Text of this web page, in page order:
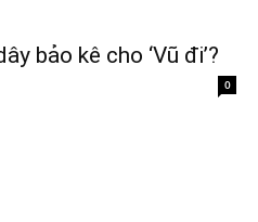
bảo kê cho ‘Vũ đi’?
0